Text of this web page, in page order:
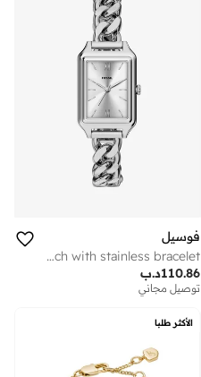
فوسيل
Digital analog watch with stainless bracelet
د.ب110.86
توصيل مجاني
الأكثر طلبا